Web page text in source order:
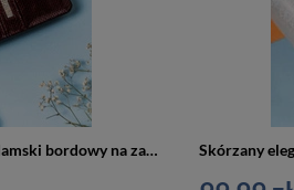
Duży skórzany portfel damski bordowy na zamek z breloczkiem w zestawie - Lorenti 76121-MPL